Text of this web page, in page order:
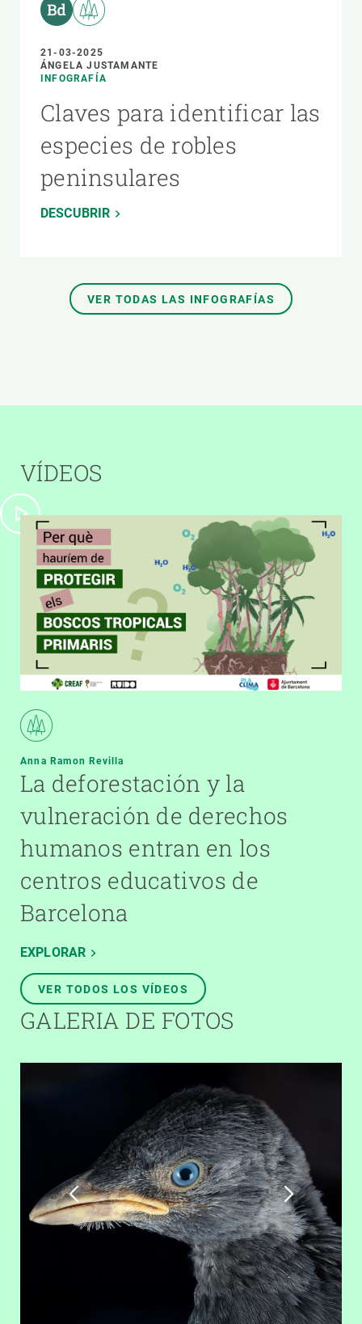
21-03-2025
ÁNGELA JUSTAMANTE
INFOGRAFÍA
Claves para identificar las
especies de robles
peninsulares
DESCUBRIR
VER TODAS LAS INFOGRAFÍAS
VÍDEOS
Anna Ramon Revilla
La deforestación y la
vulneración de derechos
humanos entran en los
centros educativos de
Barcelona
EXPLORAR
VER TODOS LOS VÍDEOS
GALERIA DE FOTOS